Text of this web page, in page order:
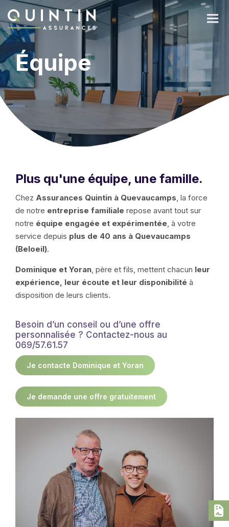
Équipe
Plus qu'une équipe, une famille.
Chez Assurances Quintin à Quevaucamps, la force
de notre entreprise familiale repose avant tout sur
notre équipe engagée et expérimentée, à votre
service depuis plus de 40 ans à Quevaucamps
(Beloeil).
Dominique et Yoran, père et fils, mettent chacun leur
expérience, leur écoute et leur disponibilité à
disposition de leurs clients.
Besoin d’un conseil ou d’une offre
personnalisée ? Contactez-nous au
069/57.61.57
Je contacte Dominique et Yoran
Je demande une offre gratuitement